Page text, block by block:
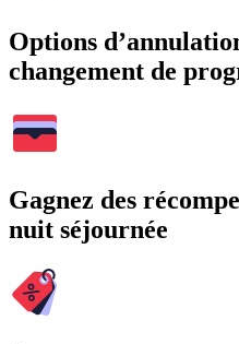
Options
changement de
Gagnez des
nuit séjournée